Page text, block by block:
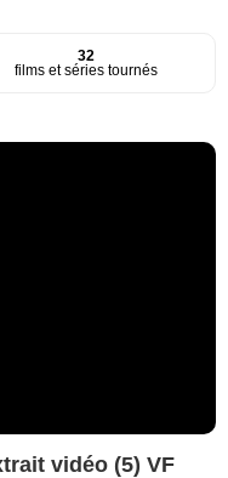
32
films et séries tournés
vidéo (5) VF